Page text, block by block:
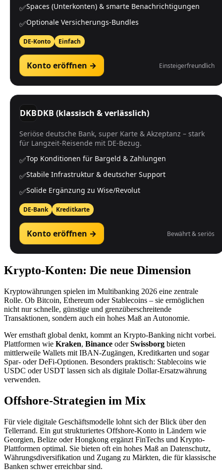
✅Spaces (Unterkonten) & smarte Benachrichtigungen
✅Optionale Versicherungs-Bundles
DE-Konto Einfach
Konto eröffnen → Einsteigerfreundlich
DKBDKB (klassisch & verlässlich)
Seriöse deutsche Bank, super Karte & Akzeptanz – stark
für Langzeit-Reisende mit DE-Bezug.
✅Top Konditionen für Bargeld & Zahlungen
✅Stabile Infrastruktur & deutscher Support
✅Solide Ergänzung zu Wise/Revolut
DE-Bank Kreditkarte
Konto eröffnen → Bewährt & seriös
Krypto-Konten: Die neue Dimension
Kryptowährungen spielen im Multibanking 2026 eine zentrale
Rolle. Ob Bitcoin, Ethereum oder Stablecoins – sie ermöglichen
nicht nur schnelle, günstige und grenzüberschreitende
Transaktionen, sondern auch ein hohes Maß an Autonomie.
Wer ernsthaft global denkt, kommt an Krypto-Banking nicht vorbei.
Plattformen wie Kraken, Binance oderSwissborg bieten
mittlerweile Wallets mit IBAN-Zugängen, Kreditkarten und sogar
Spar- oder DeFi-Optionen. Besonders praktisch: Stablecoins wie
USDC oder USDT lassen sich als digitale Dollar-Ersatzwährung
verwenden.
Offshore-Strategien im Mix
Für viele digitale Geschäftsmodelle lohnt sich der Blick über den
Tellerrand. Ein gut strukturiertes Offshore-Konto in Ländern wie
Georgien, Belize oder Hongkong ergänzt FinTechs und Krypto-
Plattformen optimal. Sie bieten oft ein hohes Maß an Datenschutz,
Währungsdiversifikation und Zugang zu Märkten, die für klassische
Banken schwer erreichbar sind.